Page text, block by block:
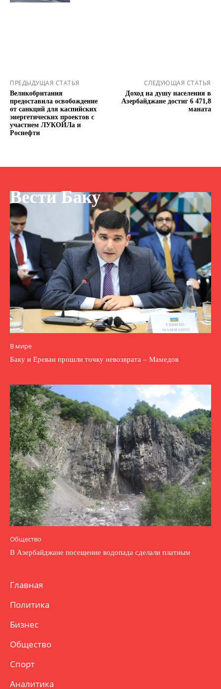
ПРЕДЫДУЩАЯ СТАТЬЯ
Великобритания
предоставила освобождение
от санкций для каспийских
энергетических проектов с
участием ЛУКОЙЛа и
Роснефти
СЛЕДУЮЩАЯ СТАТЬЯ
Доход на душу населения в
Азербайджане достиг 6 471,8
маната
Вести Баку
В мире
Баку и Ереван прошли точку невозврата – Мамедов
Общество
В Азербайджане посещение водопада сделали платным
Главная
Политика
Бизнес
Общество
Спорт
Аналитика